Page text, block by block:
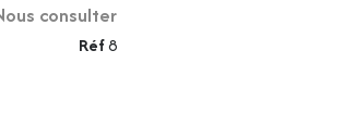
consulter
Réf8